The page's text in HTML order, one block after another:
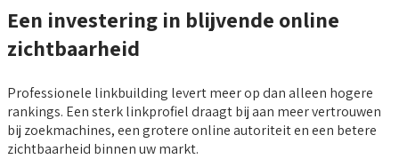
Een investering in blijvende online
zichtbaarheid
Professionele linkbuilding levert meer op dan alleen hogere
rankings. Een sterk linkprofiel draagt bij aan meer vertrouwen
bij zoekmachines, een grotere online autoriteit en een betere
zichtbaarheid binnen uw markt.